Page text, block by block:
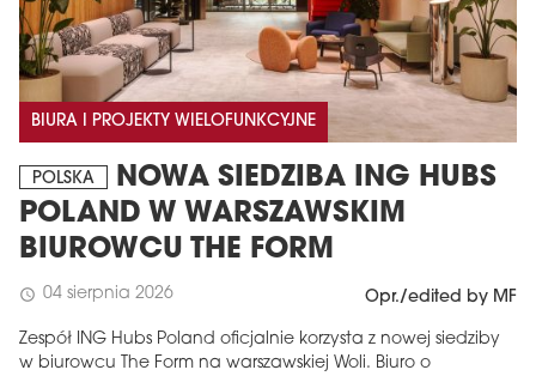
BIURA I PROJEKTY WIELOFUNKCYJNE
POLSKA
NOWA SIEDZIBA ING HUBS
POLAND W WARSZAWSKIM
BIUROWCU THE FORM
schedule 04 sierpnia 2026 Opr./edited by MF
Zespół ING Hubs Poland oficjalnie korzysta z nowej siedziby
w biurowcu The Form na warszawskiej Woli. Biuro o